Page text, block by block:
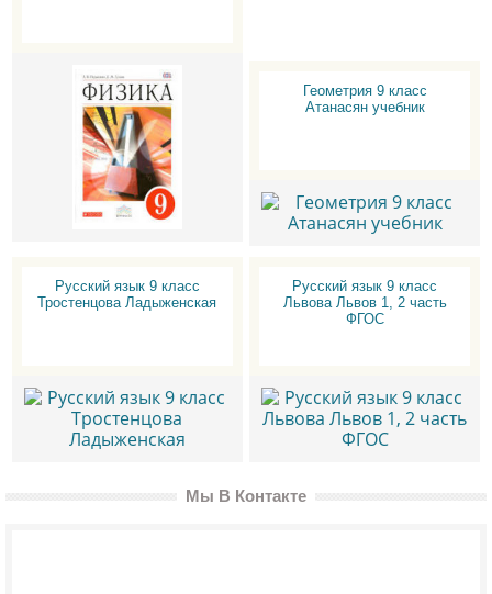
Геометрия 9 класс
Атанасян учебник
Русский язык 9 класс
Тростенцова Ладыженская
Русский язык 9 класс
Львова Львов 1, 2 часть
ФГОС
Мы В Контакте